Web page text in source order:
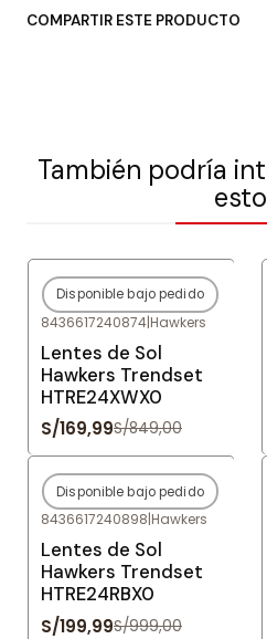
COMPARTIR ESTE PRODUCTO
También podría
-80%OFF
Agotado
Disponible bajo pedido
8436617240874|Hawkers
Lentes de Sol
Hawkers Trendset
HTRE24XWX0
S/169,99S/849,00
-80%OFF
Agotado
Disponible bajo pedido
8436617240898|Hawkers
Lentes de Sol
Hawkers Trendset
HTRE24RBX0
S/199,99S/999,00